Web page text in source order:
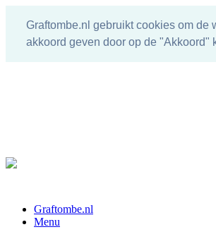
Graftombe.nl gebruikt cookies om de
akkoord geven door op de "Akkoord"
Graftombe.nl
Menu